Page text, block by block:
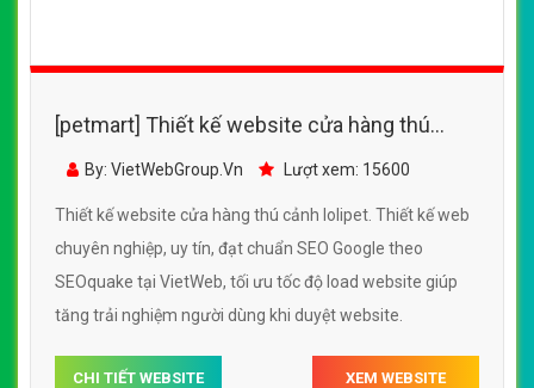
năm qua!
Số 202, Ngõ 364 Trung Liệt, Thái Hà, Đống Đa, Hà Nội
Số 36 Đa Kao, Điện Biên Phủ, Quận 1, TP. Hồ Chí Minh
0915 406 986
support@vietwebgroup.vn